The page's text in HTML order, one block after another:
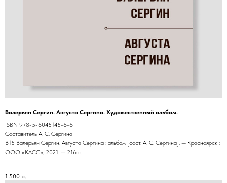
Валерьян Сергин. Августа Сергина. Художественный альбом.
ISBN 978-5-6045145-6-6
Составитель А. С. Сергина
В15 Валерьян Сергин. Августа Сергина : альбом [сост. А. С. Сергина]. — Красноярск :
ООО «КАСС», 2021. — 216 с.
1 500 р.